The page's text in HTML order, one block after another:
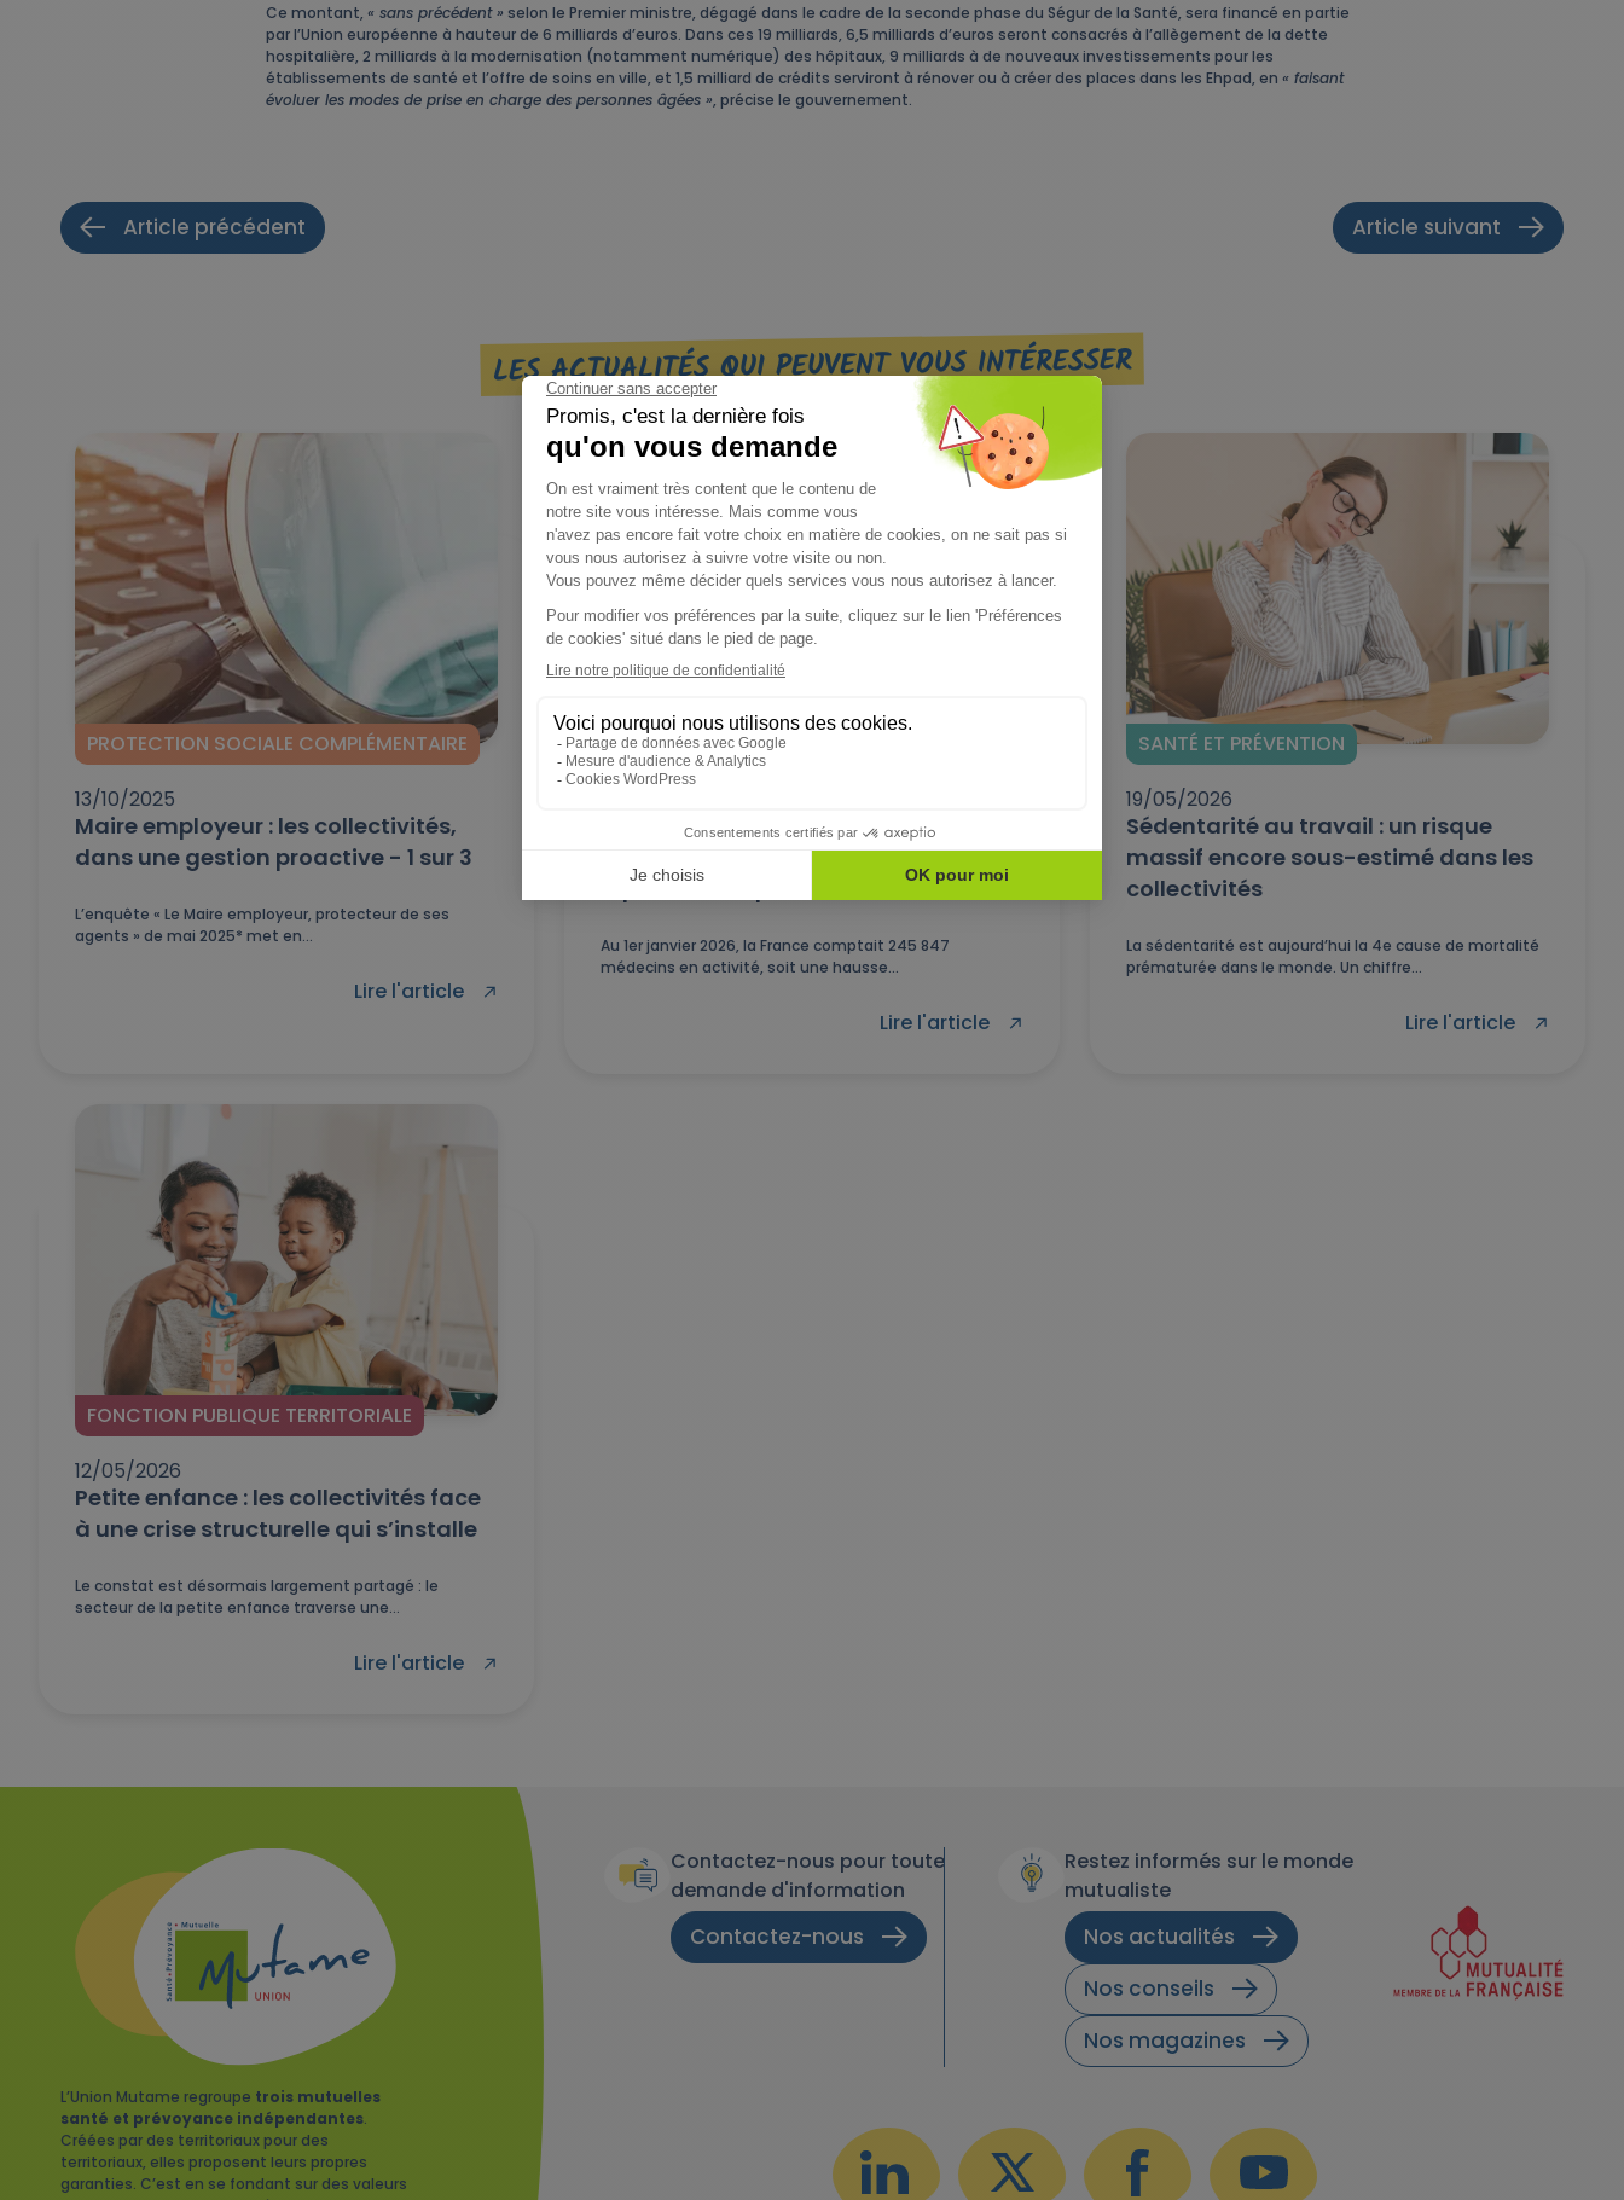
Ce montant, « sans précédent » selon le Premier ministre, dégagé dans le cadre de la seconde phase du Ségur de la Santé, sera financé en partie
par l’Union européenne à hauteur de 6 milliards d’euros. Dans ces 19 milliards, 6,5 milliards d’euros seront consacrés à l’allègement de la dette
hospitalière, 2 milliards à la modernisation (notamment numérique) des hôpitaux, 9 milliards à de nouveaux investissements pour les
établissements de santé et l’offre de soins en ville, et 1,5 milliard de crédits serviront à rénover ou à créer des places dans les Ehpad, en « faisant
évoluer les modes de prise en charge des personnes âgées », précise le gouvernement.
Article précédent Article suivant
LES ACTUALITÉS QUI PEUVENT VOUS INTÉRESSER
PROTECTION SOCIALE COMPLÉMENTAIRE
13/10/2025
Maire employeur : les collectivités,
dans une gestion proactive - 1 sur 3
L’enquête « Le Maire employeur, protecteur de ses
agents » de mai 2025* met en...
Lire l'article
FONCTION PUBLIQUE TERRITORIALE
Démographie médicale : vers une
médecine plus collective pour
répondre à la pénurie
Au 1er janvier 2026, la France comptait 245 847
médecins en activité, soit une hausse...
Lire l'article
SANTÉ ET PRÉVENTION
19/05/2026
Sédentarité au travail : un risque
massif encore sous-estimé dans les
collectivités
La sédentarité est aujourd’hui la 4e cause de mortalité
prématurée dans le monde. Un chiffre...
Lire l'article
FONCTION PUBLIQUE TERRITORIALE
12/05/2026
Petite enfance : les collectivités face
à une crise structurelle qui s’installe
Le constat est désormais largement partagé : le
secteur de la petite enfance traverse une...
Lire l'article
L’Union Mutame regroupe trois mutuelles
santé et prévoyance indépendantes.
Créées par des territoriaux pour des
territoriaux, elles proposent leurs propres
garanties. C’est en se fondant sur des valeurs
Contactez-nous pour toute
demande d'information
Contactez-nous
Restez informés sur le monde
mutualiste
Nos actualités
Nos conseils
Nos magazines